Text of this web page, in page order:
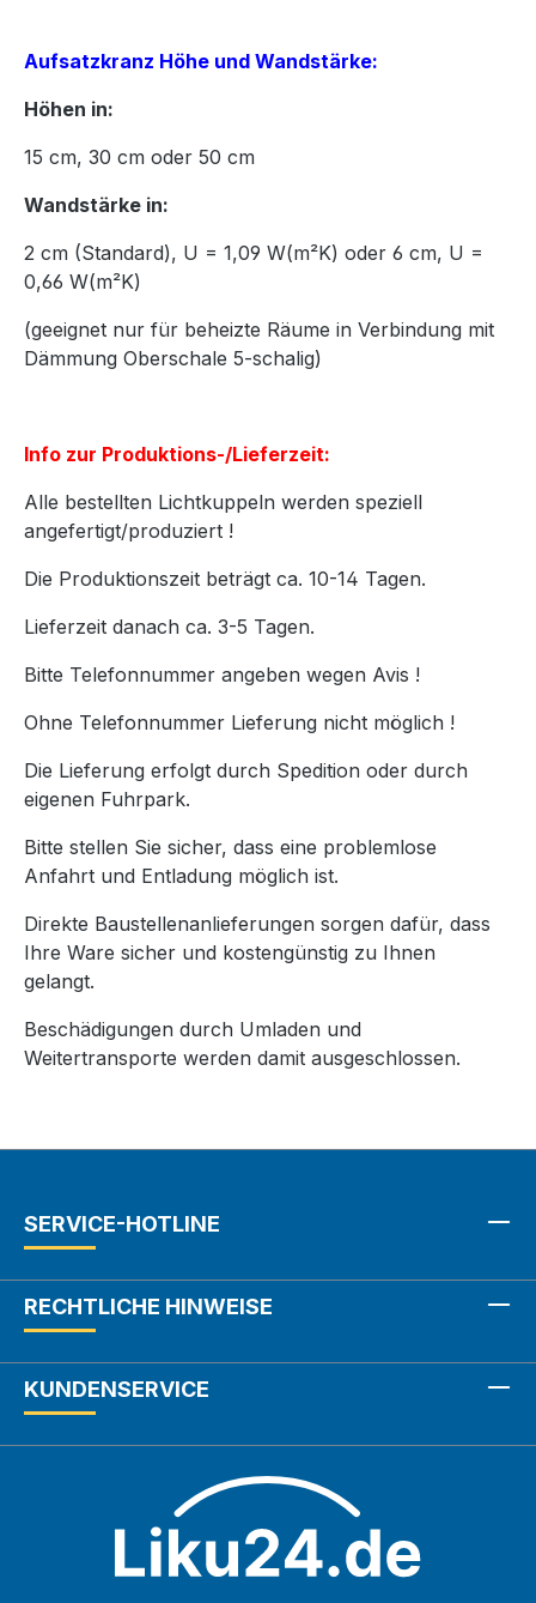
Aufsatzkranz Höhe und Wandstärke:
Höhen in:
15 cm, 30 cm oder 50 cm
Wandstärke in:
2 cm (Standard), U = 1,09 W(m²K) oder 6 cm, U =
0,66 W(m²K)
(geeignet nur für beheizte Räume in Verbindung mit
Dämmung Oberschale 5-schalig)
Info zur Produktions-/Lieferzeit:
Alle bestellten Lichtkuppeln werden speziell
angefertigt/produziert !
Die Produktionszeit beträgt ca. 10-14 Tagen.
Lieferzeit danach ca. 3-5 Tagen.
Bitte Telefonnummer angeben wegen Avis !
Ohne Telefonnummer Lieferung nicht möglich !
Die Lieferung erfolgt durch Spedition oder durch
eigenen Fuhrpark.
Bitte stellen Sie sicher, dass eine problemlose
Anfahrt und Entladung möglich ist.
Direkte Baustellenanlieferungen sorgen dafür, dass
Ihre Ware sicher und kostengünstig zu Ihnen
gelangt.
Beschädigungen durch Umladen und
Weitertransporte werden damit ausgeschlossen.
SERVICE-HOTLINE
RECHTLICHE HINWEISE
KUNDENSERVICE